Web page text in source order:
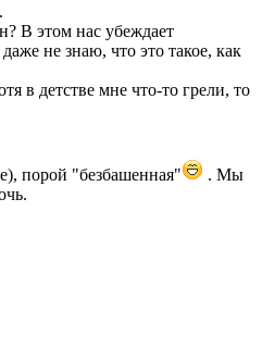
В этом нас убеждает
не знаю, что это такое, как
в детстве мне что-то грели, то
порой "безбашенная"
. Мы